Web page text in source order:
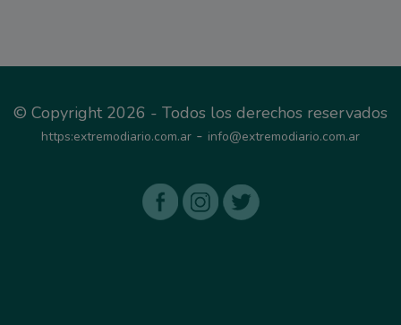
© Copyright 2026 - Todos los derechos reservados
https:extremodiario.com.ar - info@extremodiario.com.ar